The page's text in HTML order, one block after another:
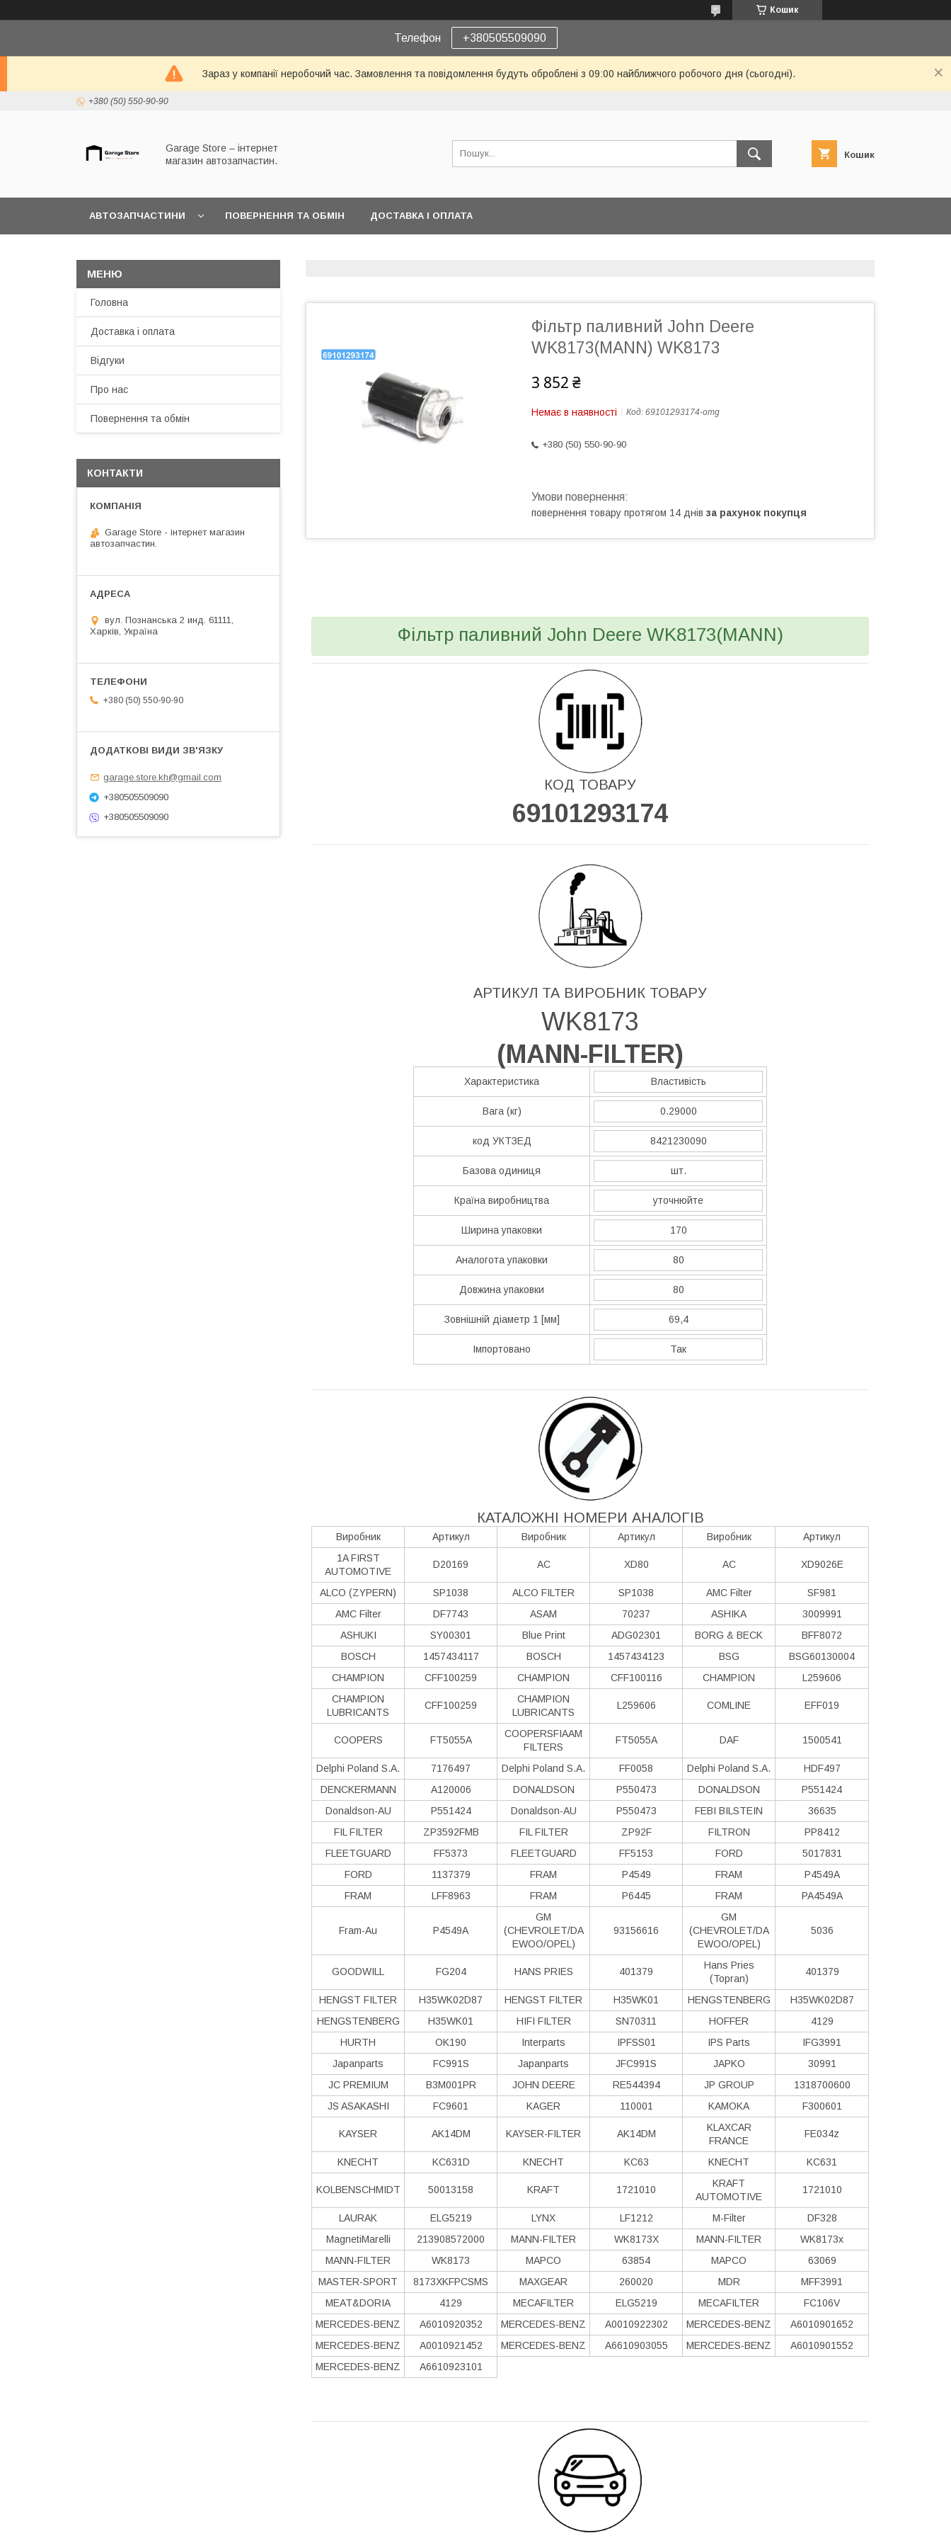
Кошик
Телефон +380505509090
Зараз у компанії неробочий час. Замовлення та повідомлення будуть оброблені з 09:00 найближчого робочого дня (сьогодні).
+380 (50) 550-90-90
Garage Store – інтернет
магазин автозапчастин.
Кошик
АВТОЗАПЧАСТИНИ ПОВЕРНЕННЯ ТА ОБМІН ДОСТАВКА І ОПЛАТА
Фільтр паливний John Deere
WK8173(MANN) WK8173
3 852 ₴
Немає в наявності Код: 69101293174-omg
+380 (50) 550-90-90
повернення товару протягом 14 днів за рахунок покупця
Фільтр паливний John Deere WK8173(MANN)
КОД ТОВАРУ
69101293174
АРТИКУЛ ТА ВИРОБНИК ТОВАРУ
WK8173
(MANN-FILTER)
Характеристика Властивість
Вага (кг) 0.29000
код УКТЗЕД 8421230090
Базова одиниця шт.
Країна виробництва уточнюйте
Ширина упаковки 170
Аналогота упаковки 80
Довжина упаковки 80
Зовнішній діаметр 1 [мм] 69,4
Імпортовано Так
КАТАЛОЖНІ НОМЕРИ АНАЛОГІВ
Виробник Артикул Виробник Артикул Виробник
Артикул
1A FIRST
AUTOMOTIVE
D20169 AC XD80 AC XD9026E
ALCO (ZYPERN) SP1038 ALCO FILTER SP1038 AMC Filter
SF981
AMC Filter
DF7743 ASAM 70237 ASHIKA
3009991
ASHUKI
SY00301 Blue Print ADG02301 BORG & BECK
BFF8072
BOSCH
1457434117 BOSCH 1457434123 BSG
BSG60130004
CHAMPION
CFF100259 CHAMPION CFF100116 CHAMPION
L259606
CHAMPION
LUBRICANTS
CFF100259
CHAMPION
LUBRICANTS
L259606 COMLINE EFF019
COOPERS FT5055A
COOPERSFIAAM
FILTERS
FT5055A DAF 1500541
Delphi Poland S.А. 7176497 Delphi Poland S.А. FF0058 Delphi Poland S.А.
HDF497
DENCKERMANN
A120006 DONALDSON P550473 DONALDSON
P551424
Donaldson-AU
P551424 Donaldson-AU P550473 FEBI BILSTEIN
36635
FIL FILTER
ZP3592FMB FIL FILTER ZP92F FILTRON
PP8412
FLEETGUARD
FF5373 FLEETGUARD FF5153 FORD
5017831
FORD
1137379 FRAM P4549 FRAM
P4549A
FRAM
LFF8963 FRAM P6445 FRAM PA4549A
Fram-Au P4549A
GM
(CHEVROLET/DA
EWOO/OPEL)
93156616
GM
(CHEVROLET/DA
EWOO/OPEL)
5036
GOODWILL FG204 HANS PRIES 401379
Hans Pries
(Topran)
401379
HENGST FILTER H35WK02D87 HENGST FILTER H35WK01 HENGSTENBERG
H35WK02D87
HENGSTENBERG
H35WK01 HIFI FILTER SN70311 HOFFER
4129
HURTH
OK190 Interparts IPFSS01 IPS Parts
IFG3991
Japanparts
FC991S Japanparts JFC991S JAPKO
30991
JC PREMIUM
B3M001PR JOHN DEERE RE544394 JP GROUP
1318700600
JS ASAKASHI
FC9601 KAGER 110001 KAMOKA F300601
KAYSER AK14DM KAYSER-FILTER AK14DM
KLAXCAR
FRANCE
FE034z
KNECHT KC631D KNECHT KC63 KNECHT KC631
KOLBENSCHMIDT 50013158 KRAFT 1721010
KRAFT
AUTOMOTIVE
1721010
LAURAK ELG5219 LYNX LF1212 M-Filter
DF328
MagnetiMarelli
213908572000 MANN-FILTER WK8173X MANN-FILTER
WK8173x
MANN-FILTER
WK8173 MAPCO 63854 MAPCO
63069
MASTER-SPORT
8173XKFPCSMS MAXGEAR 260020 MDR
MFF3991
MEAT&DORIA
4129 MECAFILTER ELG5219 MECAFILTER
FC106V
MERCEDES-BENZ
A6010920352 MERCEDES-BENZ A0010922302 MERCEDES-BENZ
A6010901652
MERCEDES-BENZ
A0010921452 MERCEDES-BENZ A6610903055 MERCEDES-BENZ
A6010901552
MERCEDES-BENZ
A6610923101
Головна
Доставка і оплата
Відгуки
Про нас
Повернення та обмін
КОНТАКТИ
Garage Store - інтернет магазин
автозапчастин.
вул. Познанська 2 инд. 61111,
Харків, Україна
+380 (50) 550-90-90
garage.store.kh@gmail.com
+380505509090
+380505509090